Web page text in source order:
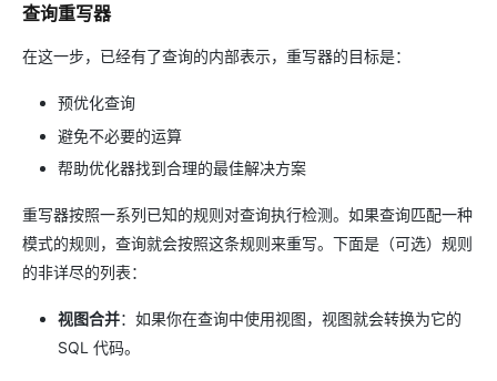
查询重写器
在这一步，已经有了查询的内部表示，重写器的目标是：
预优化查询
避免不必要的运算
帮助优化器找到合理的最佳解决方案
重写器按照一系列已知的规则对查询执行检测。如果查询匹配一种
模式的规则，查询就会按照这条规则来重写。下面是（可选）规则
的非详尽的列表：
视图合并：如果你在查询中使用视图，视图就会转换为它的
SQL 代码。